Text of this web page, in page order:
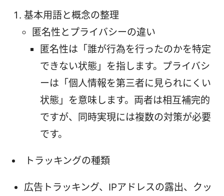
基本用語と概念の整理
匿名性とプライバシーの違い
匿名性は「誰が行為を行ったのかを特定
できない状態」を指します。プライバシ
ーは「個人情報を第三者に見られにくい
状態」を意味します。両者は相互補完的
ですが、同時実現には複数の対策が必要
です。
トラッキングの種類
広告トラッキング、IPアドレスの露出、クッ